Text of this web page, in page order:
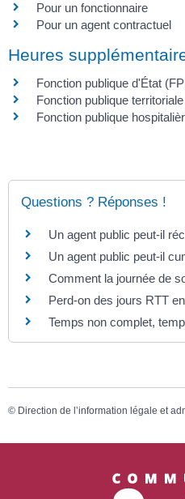
Pour un fonctionnaire
Pour un agent contractuel
Heures
Fonction publique d'État
Fonction publique
Fonction publique
Questions ? Réponses !
Un agent public peut-il
Un agent public peut-il
Comment la journée de
Perd-on des jours RTT
Temps non complet,
© Direction de l’information légale et